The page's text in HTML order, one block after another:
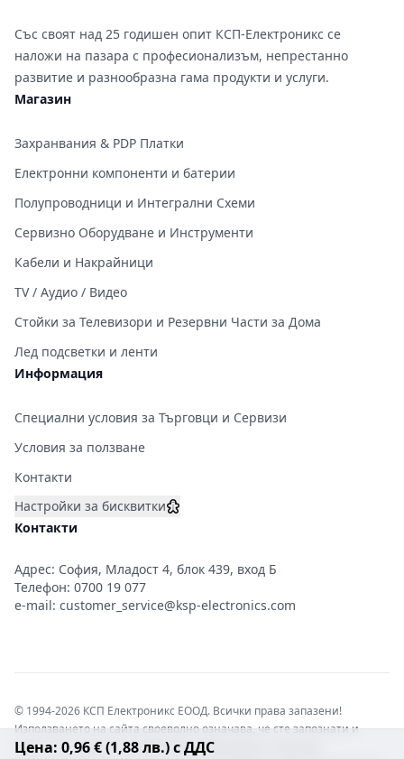
Цена: 0,96 € (1,88 лв.) с ДДС
Със своят над 25 годишен опит КСП-Електроникс се
наложи на пазара с професионализъм, непрестанно
развитие и разнообразна гама продукти и услуги.
Магазин
Захранвания & PDP Платки
Електронни компоненти и батерии
Полупроводници и Интегрални Схеми
Сервизно Оборудване и Инструменти
Кабели и Накрайници
TV / Аудио / Видео
Стойки за Телевизори и Резервни Части за Дома
Лед подсветки и ленти
Информация
Специални условия за Търговци и Сервизи
Условия за ползване
Контакти
Настройки за бисквитки
Контакти
Адрес: София, Младост 4, блок 439, вход Б
Телефон: 0700 19 077
e-mail: customer_service@ksp-electronics.com
© 1994-2026 КСП Електроникс ЕООД. Всички права запазени!
Използването на сайта своеволно означава, че сте запознати и
съгласни с правната информация обвързваща софтуера.